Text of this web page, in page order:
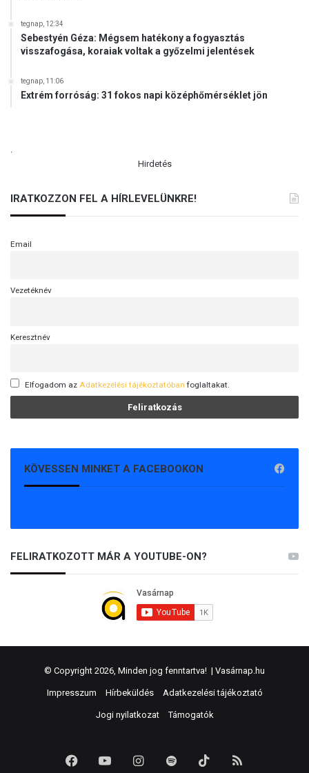
tegnap, 12:34
Sebestyén Géza: Mégsem hatékony a fogyasztás
visszafogása, koraiak voltak a győzelmi jelentések
tegnap, 11:06
Extrém forróság: 31 fokos napi középhőmérséklet jön
Hirdetés
IRATKOZZON FEL A HÍRLEVELÜNKRE!
Email
Vezetéknév
Keresztnév
Elfogadom az Adatkezelési tájékoztatóban foglaltakat.
KÖVESSEN MINKET A FACEBOOKON
FELIRATKOZOTT MÁR A YOUTUBE-ON?
© Copyright 2026, Minden jog fenntartva! | Vasárnap.hu
Impresszum Hírbeküldés Adatkezelési tájékoztató
Jogi nyilatkozat Támogatók
FacebookYouTubeInstagram
Spotify TikTok